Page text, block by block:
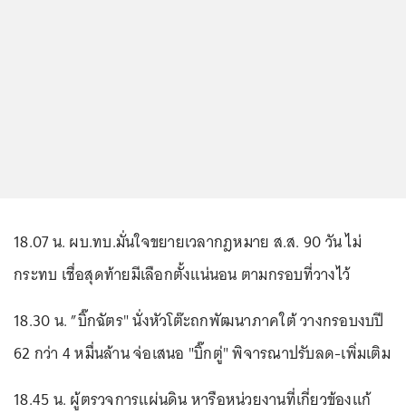
18.07 น. ผบ.ทบ.มั่นใจขยายเวลากฎหมาย ส.ส. 90 วัน ไม่
กระทบ เชื่อสุดท้ายมีเลือกตั้งแน่นอน ตามกรอบที่วางไว้
18.30 น. ”บิ๊กฉัตร" นั่งหัวโต๊ะถกพัฒนาภาคใต้ วางกรอบงบปี
62 กว่า 4 หมื่นล้าน จ่อเสนอ "บิ๊กตู่" พิจารณาปรับลด-เพิ่มเติม
18.45 น. ผู้ตรวจการแผ่นดิน หารือหน่วยงานที่เกี่ยวข้องแก้